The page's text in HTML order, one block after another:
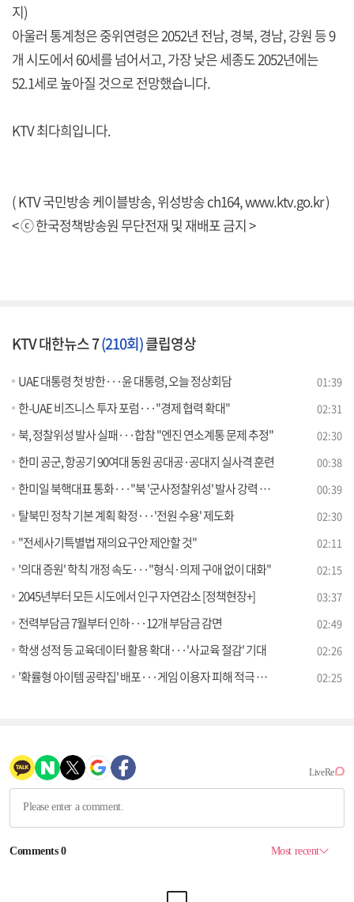
지)
아울러 통계청은 중위연령은 2052년 전남, 경북, 경남, 강원 등 9
개 시도에서 60세를 넘어서고, 가장 낮은 세종도 2052년에는
52.1세로 높아질 것으로 전망했습니다.
KTV 최다희입니다.
( KTV 국민방송 케이블방송, 위성방송 ch164,www.ktv.go.kr)
< ⓒ 한국정책방송원 무단전재 및 재배포 금지 >
KTV 대한뉴스 7(210회)클립영상
UAE 대통령 첫 방한···윤 대통령, 오늘 정상회담 01:39
한-UAE 비즈니스 투자 포럼···"경제 협력 확대" 02:31
북, 정찰위성 발사 실패···합참 "엔진 연소계통 문제 추정" 02:30
한미 공군, 항공기 90여대 동원 공대공·공대지 실사격 훈련 00:38
한미일 북핵대표 통화···"북 '군사정찰위성' 발사 강력 규탄" 00:39
탈북민 정착 기본 계획 확정···'전원 수용' 제도화 02:30
"전세사기특별법 재의요구안 제안할 것" 02:11
'의대 증원' 학칙 개정 속도···"형식·의제 구애 없이 대화" 02:15
2045년부터 모든 시도에서 인구 자연감소 [정책현장+] 03:37
전력부담금 7월부터 인하···12개 부담금 감면 02:49
학생 성적 등 교육데이터 활용 확대···'사교육 절감' 기대 02:26
'확률형 아이템 공략집' 배포···게임 이용자 피해 적극 구제 02:25